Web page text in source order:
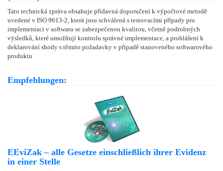
Tato technická zpráva obsahuje přídavná doporučení k výpočtové metodě
uvedené v ISO 9613-2, která jsou schválená s testovacími případy pro
implementaci v softwaru se zabezpečenou kvalitou, včetně podrobných
výsledků, které umožňují kontrolu správné implementace, a prohlášení k
deklarování shody s těmito požadavky v případě stanoveného softwarového
produktu
Empfehlungen:
EEviZak – alle Gesetze einschließlich ihrer Evidenz
in einer Stelle